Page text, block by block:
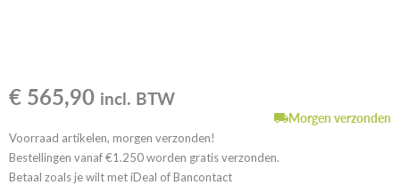
€ 565,90 incl. BTW
Morgen verzonden
Voorraad artikelen, morgen verzonden!
Bestellingen vanaf €1.250 worden gratis verzonden.
Betaal zoals je wilt met iDeal of Bancontact